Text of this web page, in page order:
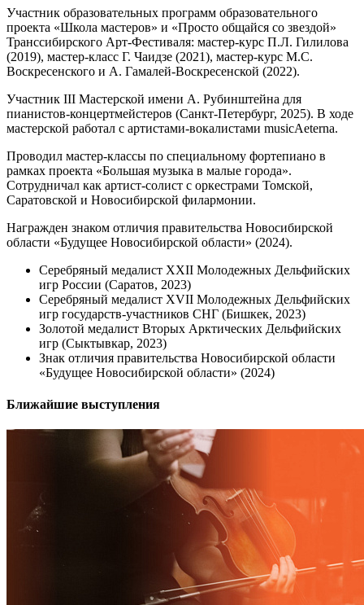
Участник образовательных программ образовательного
проекта «Школа мастеров» и «Просто общайся со звездой»
Транссибирского Арт-Фестиваля: мастер-курс П.Л. Гилилова
(2019), мастер-класс Г. Чаидзе (2021), мастер-курс М.С.
Воскресенского и А. Гамалей-Воскресенской (2022).
Участник III Мастерской имени А. Рубинштейна для
пианистов-концертмейстеров (Санкт-Петербург, 2025). В ходе
мастерской работал с артистами-вокалистами musicAeterna.
Проводил мастер-классы по специальному фортепиано в
рамках проекта «Большая музыка в малые города».
Сотрудничал как артист-солист с оркестрами Томской,
Саратовской и Новосибирской филармонии.
Награжден знаком отличия правительства Новосибирской
области «Будущее Новосибирской области» (2024).
Серебряный медалист XXII Молодежных Дельфийских
игр России (Саратов, 2023)
Серебряный медалист XVII Молодежных Дельфийских
игр государств-участников СНГ (Бишкек, 2023)
Золотой медалист Вторых Арктических Дельфийских
игр (Сыктывкар, 2023)
Знак отличия правительства Новосибирской области
«Будущее Новосибирской области» (2024)
Ближайшие выступления